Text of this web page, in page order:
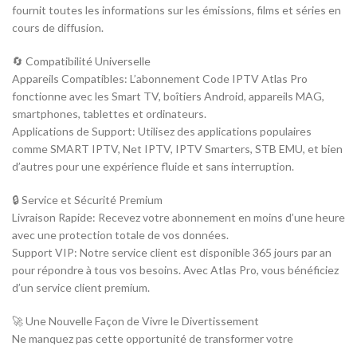
fournit toutes les informations sur les émissions, films et séries en
cours de diffusion.
🔄 Compatibilité Universelle
Appareils Compatibles: L’abonnement Code IPTV Atlas Pro
fonctionne avec les Smart TV, boîtiers Android, appareils MAG,
smartphones, tablettes et ordinateurs.
Applications de Support: Utilisez des applications populaires
comme SMART IPTV, Net IPTV, IPTV Smarters, STB EMU, et bien
d’autres pour une expérience fluide et sans interruption.
🔒 Service et Sécurité Premium
Livraison Rapide: Recevez votre abonnement en moins d’une heure
avec une protection totale de vos données.
Support VIP: Notre service client est disponible 365 jours par an
pour répondre à tous vos besoins. Avec Atlas Pro, vous bénéficiez
d’un service client premium.
🚀 Une Nouvelle Façon de Vivre le Divertissement
Ne manquez pas cette opportunité de transformer votre